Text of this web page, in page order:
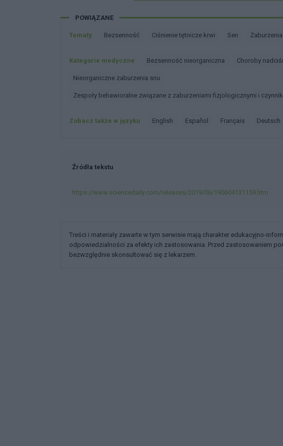
POWIĄZANE
Tematy Bezsenność Ciśnienie tętnicze krwi Sen
Kategorie medyczne Bezsenność nieorganiczna Choroby
Nieorganiczne zaburzenia snu
Zespoły behawioralne związane z zaburzeniami fizjologicznymi i
Zobacz także w języku english español français deutsch
Źródła tekstu
https://www.sciencedaily.com/releases/2019/06/190604131159.htm
Treści i materiały zawarte w tym serwisie mają charakter edukacyjno-
odpowiedzialności za efekty ich zastosowania. Przed zastosowaniem
bezwzględnie skonsultować się z lekarzem.